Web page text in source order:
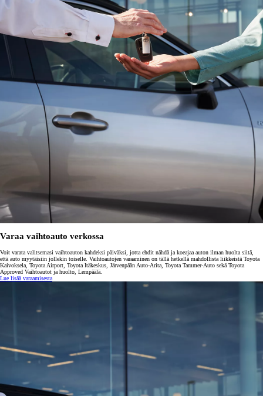
Varaa vaihtoauto verkossa
Voit varata valitsemasi vaihtoauton kahdeksi päiväksi, jotta ehdit nähdä ja koeajaa auton ilman huolta siitä,
että auto myytäisiin jollekin toiselle. Vaihtoautojen varaaminen on tällä hetkellä mahdollista liikkeistä Toyota
Kaivoksela, Toyota Airport, Toyota Itäkeskus, Järvenpään Auto-Arita, Toyota Tammer-Auto sekä Toyota
Approved Vaihtoautot ja huolto, Lempäälä.
Lue lisää varaamisesta